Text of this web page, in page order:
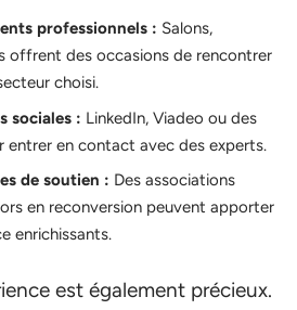
professionnels : Salons,
offrent des occasions de rencontrer
choisi.
sociales : LinkedIn, Viadeo ou des
entrer en contact avec des experts.
de soutien : Des associations
en reconversion peuvent apporter
enrichissants.
est également précieux.